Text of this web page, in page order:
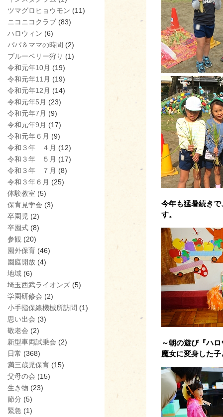
ツマグロヒョウモン (11)
ニコニコクラブ (83)
ハロウィン (6)
パパ＆ママの時間 (2)
ブルーベリー狩り (1)
令和元年10月 (19)
令和元年11月 (19)
令和元年12月 (14)
令和元年5月 (23)
令和元年7月 (9)
令和元年9月 (17)
令和元年６月 (9)
令和３年 ４月 (12)
令和３年 ５月 (17)
令和３年 ７月 (8)
令和３年６月 (25)
体験教室 (5)
保育見学会 (3)
卒園児 (2)
卒園式 (8)
参観 (20)
園外保育 (46)
園庭開放 (4)
地域 (6)
埼玉西武ライオンズ (5)
学園研修会 (2)
小手指保線機械所訪問 (1)
思い出会 (3)
敬老会 (2)
新型車両試乗会 (2)
日常 (368)
満三歳児保育 (15)
父母の会 (15)
生き物 (23)
節分 (5)
緊急 (1)
今年も猛暑続き
す。
～朝の遊び『ハ
魔女に変身した